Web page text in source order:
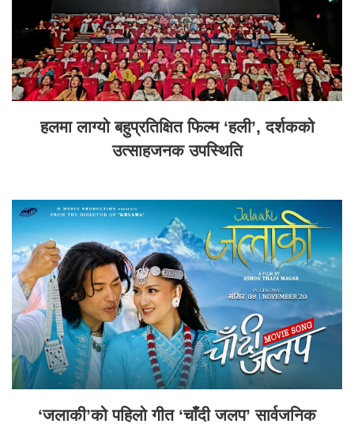
हलमा लाग्यो बहुप्रतिक्षित फिल्म ‘हली’, दर्शकको
उत्साहजनक उपस्थिति
‘जलाकी’को पहिलो गीत ‘चाँदी जलप’ सार्वजनिक